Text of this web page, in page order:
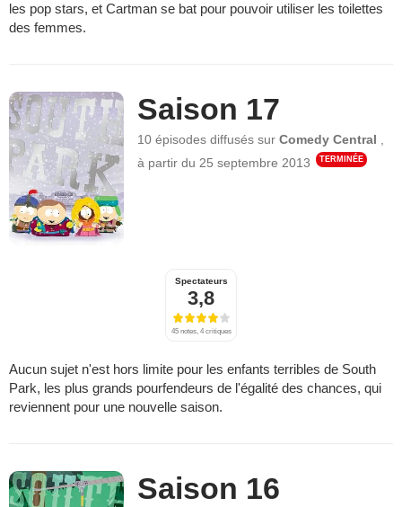
les pop stars, et Cartman se bat pour pouvoir utiliser les toilettes
des femmes.
Saison 17
10 épisodes diffusés surComedy Central ,
à partir du25 septembre 2013 TERMINÉE
Spectateurs
3,8
45 notes, 4 critiques
Aucun sujet n'est hors limite pour les enfants terribles de South
Park, les plus grands pourfendeurs de l'égalité des chances, qui
reviennent pour une nouvelle saison.
Saison 16